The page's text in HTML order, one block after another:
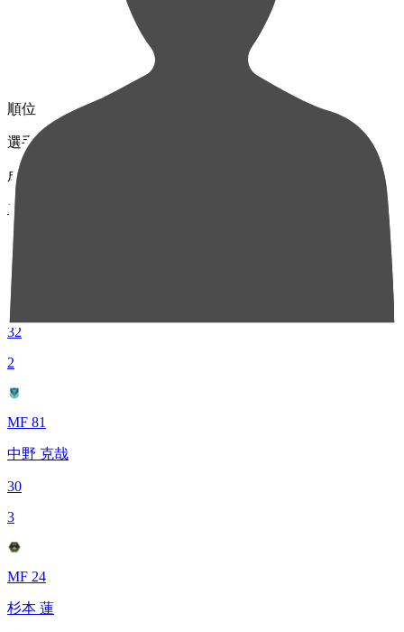
順位
選手名
成績
1
MF 10
中山 陸
32
2
MF 81
中野 克哉
30
3
MF 24
杉本 蓮